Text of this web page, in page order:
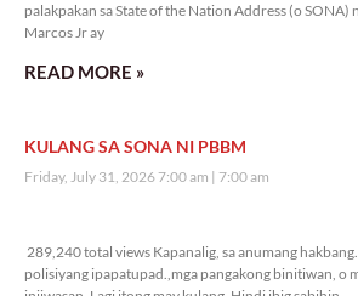
palakpakan sa State of the Nation Address (o
Marcos Jr ay
READ MORE »
KULANG SA SONA NI PBBM
Friday, July 31, 2026 7:00 am 7:00 am
289,240 total views Kapanalig, sa anumang
polisiyang ipapatupad.,mga pangakong binitiwan, o